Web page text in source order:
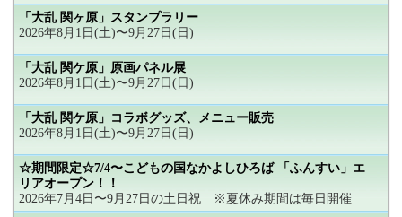
「大乱 関ヶ原」スタンプラリー
2026年8月1日(土)〜9月27日(日)
「大乱 関ケ原」原画パネル展
2026年8月1日(土)〜9月27日(日)
「大乱 関ケ原」コラボグッズ、メニュー販売
2026年8月1日(土)〜9月27日(日)
☆期間限定☆7/4〜こどもの国なかよしひろば 「ふんすい」エ
リアオープン！！
2026年7月4日〜9月27日の土日祝 ※夏休み期間は毎日開催